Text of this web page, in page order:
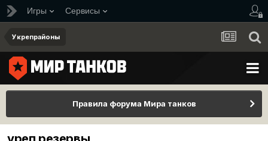
Игры Сервисы
Укрепрайоны
Правила форума Мира танков